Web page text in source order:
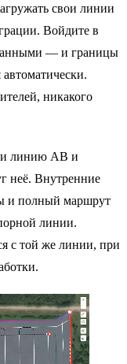
свои линии
Войдите в
— и границы
никакого
линию AB и
неё. Внутренние
и полный маршрут
линии.
с той же линии, при